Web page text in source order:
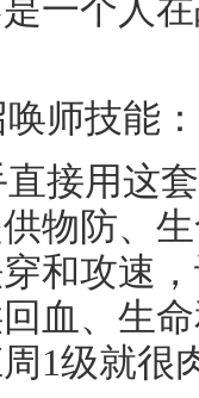
一个人
师技能
接用这
物防、
和攻速
血、生
1级就很